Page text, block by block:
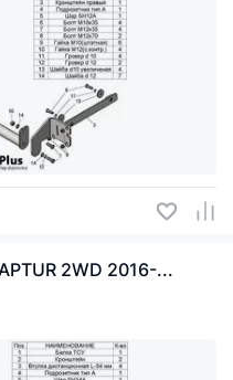
2WD 2016-...